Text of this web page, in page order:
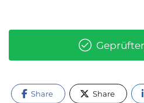
Share Share